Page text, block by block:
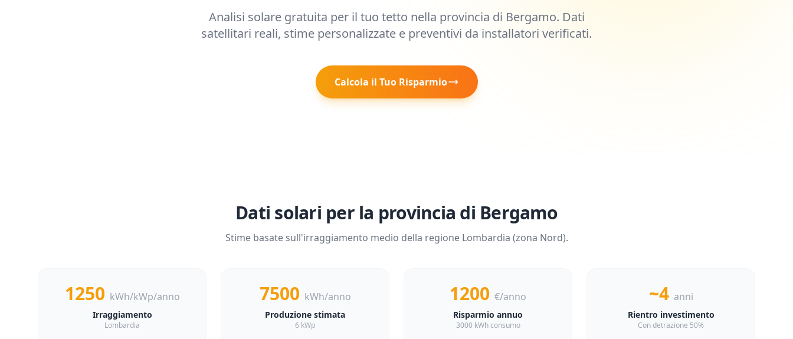
Analisi solare gratuita per il tuo tetto nella provincia di Bergamo. Dati
satellitari reali, stime personalizzate e preventivi da installatori verificati.
Calcola il Tuo Risparmio
Dati solari per la provincia di Bergamo
Stime basate sull'irraggiamento medio della regione Lombardia (zona Nord).
1250 kWh/kWp/anno
Irraggiamento
Lombardia
7500 kWh/anno
Produzione stimata
6 kWp
1200 €/anno
Risparmio annuo
3000 kWh consumo
~4 anni
Rientro investimento
Con detrazione 50%